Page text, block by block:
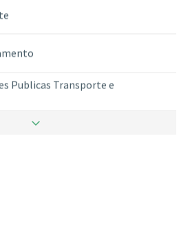
Publicas Transporte e